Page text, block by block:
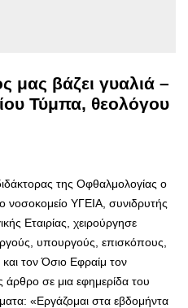
μας βάζει γυαλιά –
Τύμπα, θεολόγου
της Οφθαλμολογίας ο
νοσοκομείο ΥΓΕΙΑ, συνιδρυτής
Εταιρίας, χειρούργησε
υπουργούς, επισκόπους,
τον Όσιο Εφραίμ τον
άρθρο σε μια εφημερίδα του
«Εργάζομαι στα εβδομήντα